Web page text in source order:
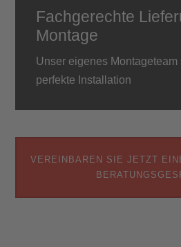
Fachgerechte
Montage
Unser eigenes Montageteam
perfekte Installation
VEREINBAREN SIE JETZT